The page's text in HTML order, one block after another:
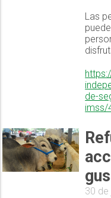
Las
de-
imss/
30 de